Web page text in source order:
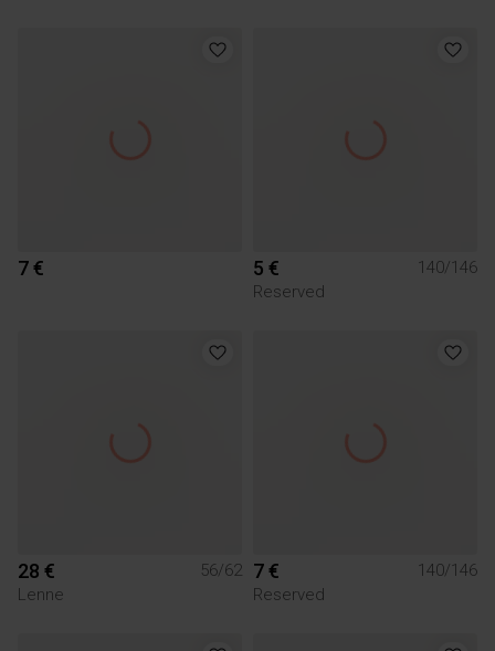
7 € 5 €
140/146
Reserved
28 €
56/62
Lenne
7 €
140/146
Reserved